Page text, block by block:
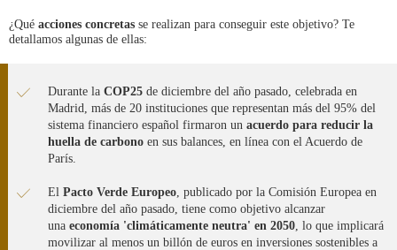
¿Qué acciones concretas se realizan para conseguir este objetivo? Te
detallamos algunas de ellas:
Durante la COP25 de diciembre del año pasado, celebrada en
Madrid, más de 20 instituciones que representan más del 95% del
sistema financiero español firmaron un acuerdo para reducir la
huella de carbono en sus balances, en línea con el Acuerdo de
París.
El Pacto Verde Europeo , publicado por la Comisión Europea en
diciembre del año pasado, tiene como objetivo alcanzar
una economía 'climáticamente neutra' en 2050 , lo que implicará
movilizar al menos un billón de euros en inversiones sostenibles a